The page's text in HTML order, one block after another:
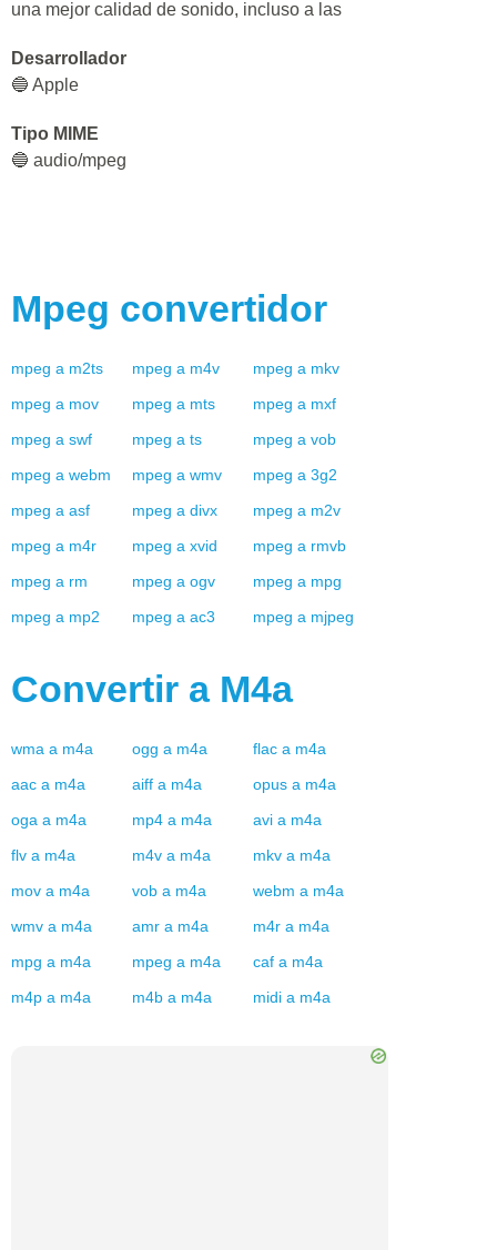
una mejor calidad de sonido, incluso a las
Desarrollador
🔵 Apple
Tipo MIME
🔵 audio/mpeg
Mpeg convertidor
mpeg a m2ts mpeg a m4v mpeg a mkv
mpeg a mov mpeg a mts mpeg a mxf
mpeg a swf mpeg a ts mpeg a vob
mpeg a webm mpeg a wmv mpeg a 3g2
mpeg a asf mpeg a divx mpeg a m2v
mpeg a m4r mpeg a xvid mpeg a rmvb
mpeg a rm mpeg a ogv mpeg a mpg
mpeg a mp2 mpeg a ac3 mpeg a mjpeg
Convertir a M4a
wma a m4a ogg a m4a flac a m4a
aac a m4a aiff a m4a opus a m4a
oga a m4a mp4 a m4a avi a m4a
flv a m4a m4v a m4a mkv a m4a
mov a m4a vob a m4a webm a m4a
wmv a m4a amr a m4a m4r a m4a
mpg a m4a mpeg a m4a caf a m4a
m4p a m4a m4b a m4a midi a m4a